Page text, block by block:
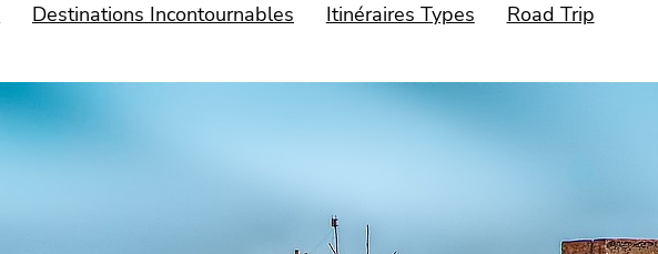
Destinations Incontournables Itinéraires Types Road Trip